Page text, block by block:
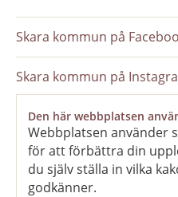
Den här webbplatsen
Webbplatsen använder
för att förbättra din
du själv ställa in vilka
godkänner.
Skara kommun på
Skara kommun på
Nyhetsbrev
Pressrum